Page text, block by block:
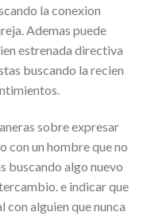
la conexion
Ademas puede
estrenada directiva
buscando la recien
sobre expresar
con un hombre que no
buscando algo nuevo
e indicar que
con alguien que nunca